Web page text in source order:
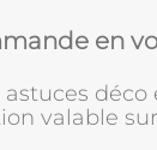
en
astuces
valable